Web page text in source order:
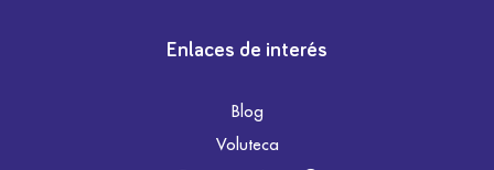
Enlaces de interés
Blog
Voluteca